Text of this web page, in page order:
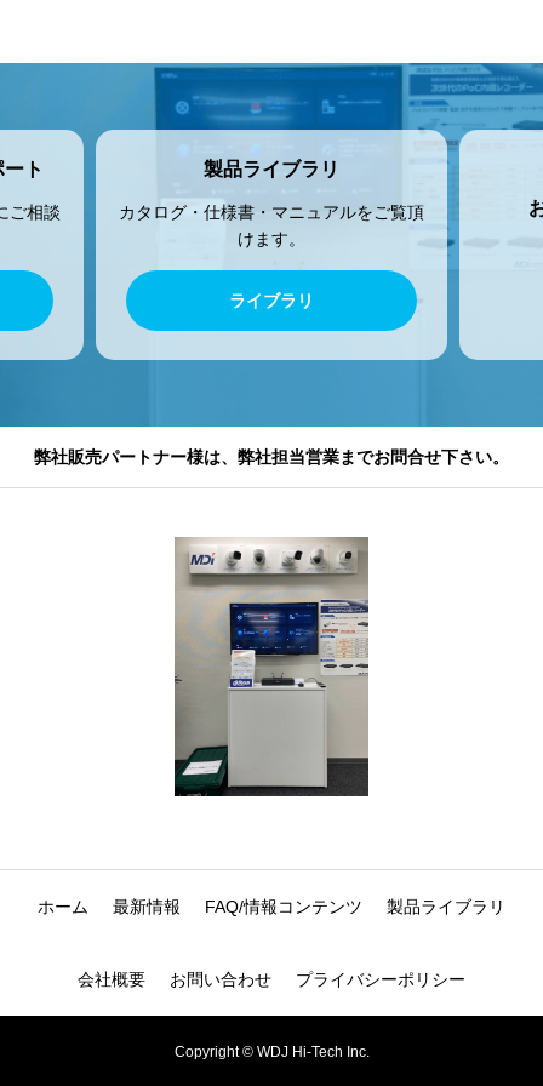
ト
ご相談
製品ライブラリ
カタログ・仕様書・マニュアルをご覧頂
けます。
ライブラリ
弊社販売パートナー様は、弊社担当営業までお問合せ下さい。
ホーム 最新情報 FAQ/情報コンテンツ 製品ライブラリ
会社概要 お問い合わせ プライバシーポリシー
Copyright © WDJ Hi-Tech Inc.